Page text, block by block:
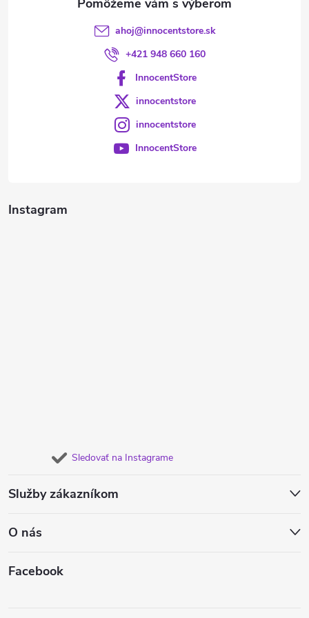
Instagram
Sledovať na Instagrame
Služby zákazníkom
O nás
Facebook
ahoj@innocentstore.sk
+421 948 660 160
InnocentStore
innocentstore
innocentstore
InnocentStore